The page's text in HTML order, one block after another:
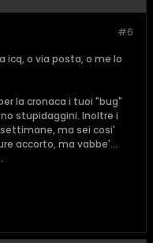
#6
icq, o via posta, o me lo
la cronaca i tuoi "bug"
stupidaggini. Inoltre i
ma sei cosi'
accorto, ma vabbe'...